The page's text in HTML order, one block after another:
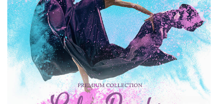
Large 6000*4000px
Tải xuống miễn phí